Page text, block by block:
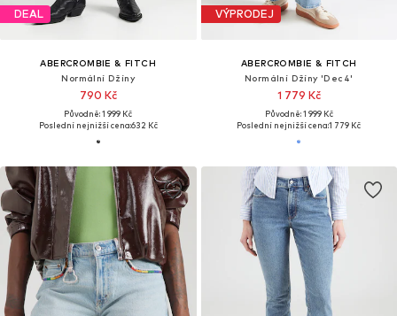
DEAL
ABERCROMBIE & FITCH
Normální Džíny
790 Kč
Původně: 1 999 Kč
Poslední nejnižší cena:632 Kč
VÝPRODEJ
ABERCROMBIE & FITCH
Normální Džíny 'Dec4'
1 779 Kč
Původně: 1 999 Kč
Poslední nejnižší cena:1 779 Kč